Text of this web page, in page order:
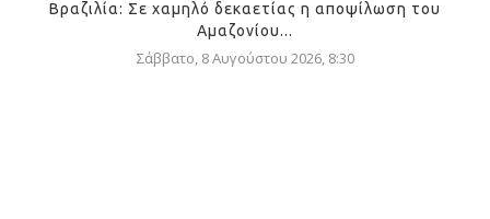
Βραζιλία: Σε χαμηλό δεκαετίας η αποψίλωση του
Αμαζονίου...
Σάββατο, 8 Αυγούστου 2026, 8:30